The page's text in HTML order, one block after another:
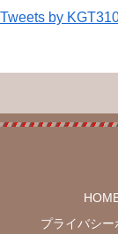
Tweets by
プライバシー